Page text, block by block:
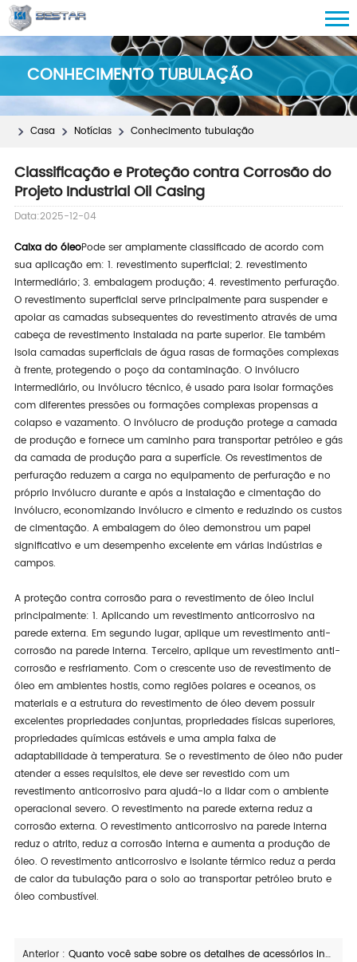
CONHECIMENTO TUBULAÇÃO
Casa Notícias Conhecimento tubulação
Classificação e Proteção contra Corrosão do
Projeto Industrial Oil Casing
Data:2025-12-04
Caixa do óleoPode ser amplamente classificado de acordo com
sua aplicação em: 1. revestimento superficial; 2. revestimento
intermediário; 3. embalagem produção; 4. revestimento perfuração.
O revestimento superficial serve principalmente para suspender e
apoiar as camadas subsequentes do revestimento através de uma
cabeça de revestimento instalada na parte superior. Ele também
isola camadas superficiais de água rasas de formações complexas
à frente, protegendo o poço da contaminação. O invólucro
intermediário, ou invólucro técnico, é usado para isolar formações
com diferentes pressões ou formações complexas propensas a
colapso e vazamento. O invólucro de produção protege a camada
de produção e fornece um caminho para transportar petróleo e gás
da camada de produção para a superfície. Os revestimentos de
perfuração reduzem a carga no equipamento de perfuração e no
próprio invólucro durante e após a instalação e cimentação do
invólucro, economizando invólucro e cimento e reduzindo os custos
de cimentação. A embalagem do óleo demonstrou um papel
significativo e um desempenho excelente em várias indústrias e
campos.
A proteção contra corrosão para o revestimento de óleo inclui
principalmente: 1. Aplicando um revestimento anticorrosivo na
parede externa. Em segundo lugar, aplique um revestimento anti-
corrosão na parede interna. Terceiro, aplique um revestimento anti-
corrosão e resfriamento. Com o crescente uso de revestimento de
óleo em ambientes hostis, como regiões polares e oceanos, os
materiais e a estrutura do revestimento de óleo devem possuir
excelentes propriedades conjuntas, propriedades físicas superiores,
propriedades químicas estáveis e uma ampla faixa de
adaptabilidade à temperatura. Se o revestimento de óleo não puder
atender a esses requisitos, ele deve ser revestido com um
revestimento anticorrosivo para ajudá-lo a lidar com o ambiente
operacional severo. O revestimento na parede externa reduz a
corrosão externa. O revestimento anticorrosivo na parede interna
reduz o atrito, reduz a corrosão interna e aumenta a produção de
óleo. O revestimento anticorrosivo e isolante térmico reduz a perda
de calor da tubulação para o solo ao transportar petróleo bruto e
óleo combustível.
Anterior : Quanto você sabe sobre os detalhes de acessórios industriais de aço inoxidável